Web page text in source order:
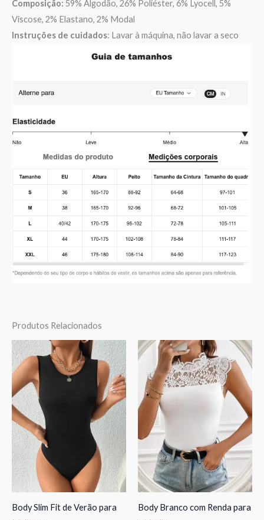
Composição: 59% Algodão, 26% Poliéster, 6% Lyocell, 5%
Viscose, 2% Elastano, 2% Modal
Instruções de cuidados: Lavar à máquina, não lavar a seco
Produtos Relacionados
Body Slim Fit de Verão para
Body Branco com Renda para